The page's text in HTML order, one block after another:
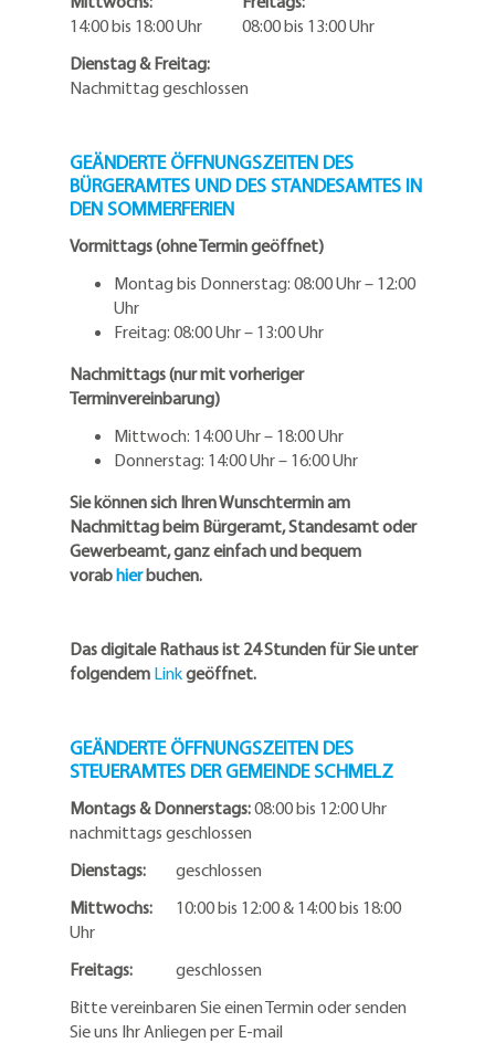
14:00 bis 18:00 Uhr 08:00 bis 13:00 Uhr
Dienstag & Freitag:
Nachmittag geschlossen
GEÄNDERTE ÖFFNUNGSZEITEN DES
BÜRGERAMTES UND DES STANDESAMTES IN
DEN SOMMERFERIEN
Vormittags (ohne Termin geöffnet)
Montag bis Donnerstag: 08:00 Uhr – 12:00
Uhr
Freitag: 08:00 Uhr – 13:00 Uhr
Nachmittags (nur mit vorheriger
Terminvereinbarung)
Mittwoch: 14:00 Uhr – 18:00 Uhr
Donnerstag: 14:00 Uhr – 16:00 Uhr
Sie können sich Ihren Wunschtermin am
Nachmittag beim Bürgeramt, Standesamt oder
Gewerbeamt, ganz einfach und bequem
vorabhierbuchen.
Das digitale Rathaus ist 24 Stunden für Sie unter
folgendem Linkgeöffnet.
GEÄNDERTE ÖFFNUNGSZEITEN DES
STEUERAMTES DER GEMEINDE SCHMELZ
Montags & Donnerstags:08:00 bis 12:00 Uhr
nachmittags geschlossen
Dienstags:
geschlossen
Mittwochs:
10:00 bis 12:00 & 14:00 bis 18:00
Uhr
Freitags:
geschlossen
Bitte vereinbaren Sie einen Termin oder senden
Sie uns Ihr Anliegen per E-mail